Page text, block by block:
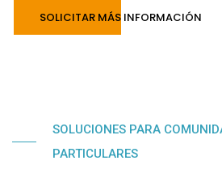
SOLICITAR MÁS INFORMACIÓN
SOLUCIONES PARA
PARTICULARES